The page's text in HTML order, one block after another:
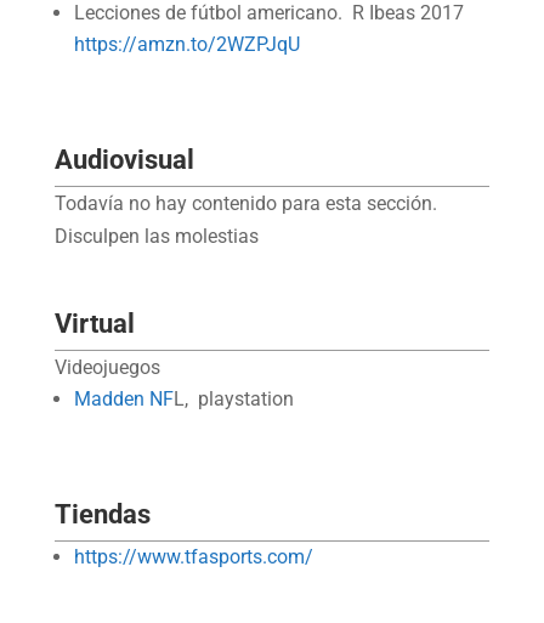
Lecciones de fútbol americano. R Ibeas 2017
https://amzn.to/2WZPJqU
Audiovisual
Todavía no hay contenido para esta sección.
Disculpen las molestias
Virtual
Videojuegos
Madden NFL, playstation
Tiendas
https://www.tfasports.com/